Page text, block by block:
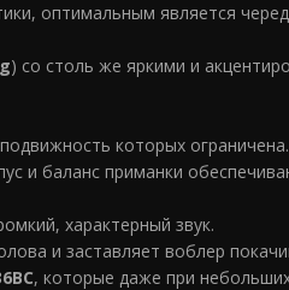
оптимальным является
) со столь же яркими и
которых
и баланс приманки
характерный звук.
и заставляет воблер
, которые даже при